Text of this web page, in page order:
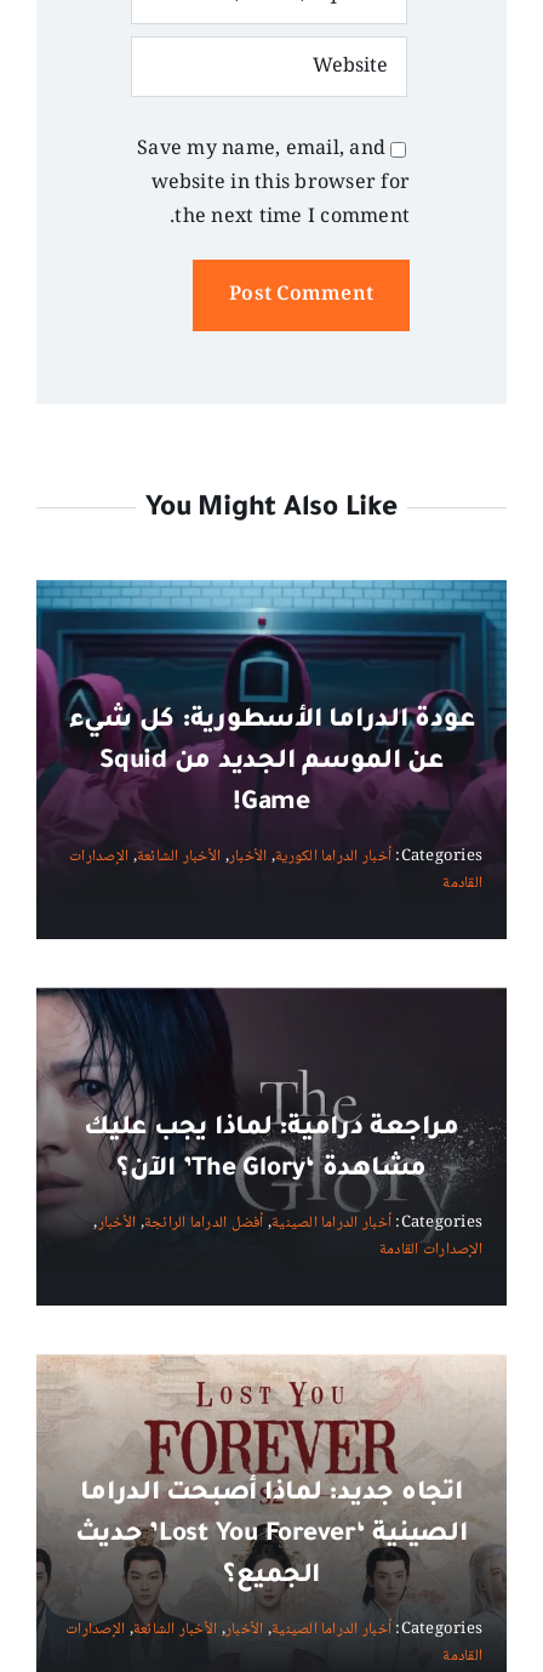
Save my name, email, and
website in this browser for
the next time I comment.
You Might Also Like
عودة الدراما الأسطورية: كل شيء
عن الموسم الجديد من Squid
Game!
Categories: أخبار الدراما الكورية,الأخبار,الأخبار الشائعة,الإصدارات
القادمة
مراجعة درامية: لماذا يجب عليك
مشاهدة ‘The Glory’ الآن؟
Categories: أخبار الدراما الصينية,أفضل الدراما الرائجة,الأخبار,
الإصدارات القادمة
اتجاه جديد: لماذا أصبحت الدراما
الصينية ‘Lost You Forever’ حديث
الجميع؟
Categories: أخبار الدراما الصينية,الأخبار,الأخبار الشائعة,الإصدارات
القادمة